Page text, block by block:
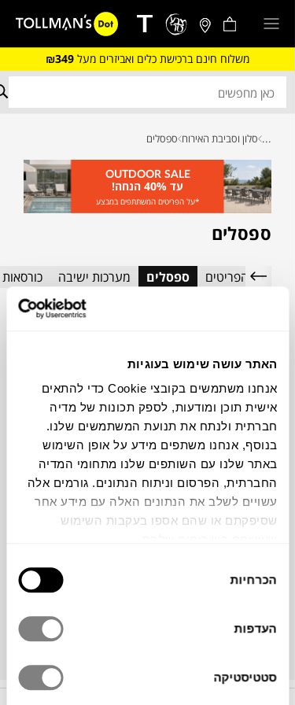
האתר עושה שימוש בעוגיות
אנחנו משתמשים בקובצי Cookie כדי להתאים
אישית תוכן ומודעות, לספק תכונות של מדיה
חברתית ולנתח את תנועת המשתמשים שלנו.
בנוסף, אנחנו משתפים מידע על אופן השימוש
באתר שלנו עם השותפים שלנו מתחומי המדיה
החברתית, הפרסום וניתוח הנתונים. גורמים אלה
עשויים לשלב את הנתונים האלה עם מידע אחר
שסיפקתם או שהם אספו בעקבות השימוש
הסכמה
הכרחיות
העדפות
סטטיסטיקה
משלוח חינם ברכישת כלים ואביזרים מעל ₪349
... סלון וסביבת האירוח ספסלים
OUTDOOR SALE
עד 40% הנחה!
*על הפריטים המשתתפים במבצע
ספסלים
כל הפריטים ספסלים מערכות ישיבה כורסאות
סינון
ONLY
פוף VIBES S
NOBODINOZ